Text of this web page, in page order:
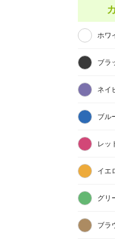
ホワ
ブラ
ネイ
ブル
レッ
イエ
グリ
ブラ